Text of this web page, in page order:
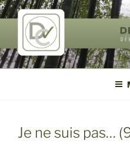
Aller
au
contenu
principal
DEVCOA
performances & équilibre de
Je ne suis pas…